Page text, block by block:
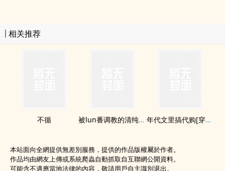
相关推荐
不循 被lun番‎​­调‌‎教‍‌的清纯少女 年代文里搞代购[穿书]
本站面向全網提供無差別服務，提供的作品版權屬於作者。
作品均由網友上傳或系統爬蟲自動抓取自互聯網公開資料。
可能含不適應當地法律的內容，敬請用戶自主識別退出。